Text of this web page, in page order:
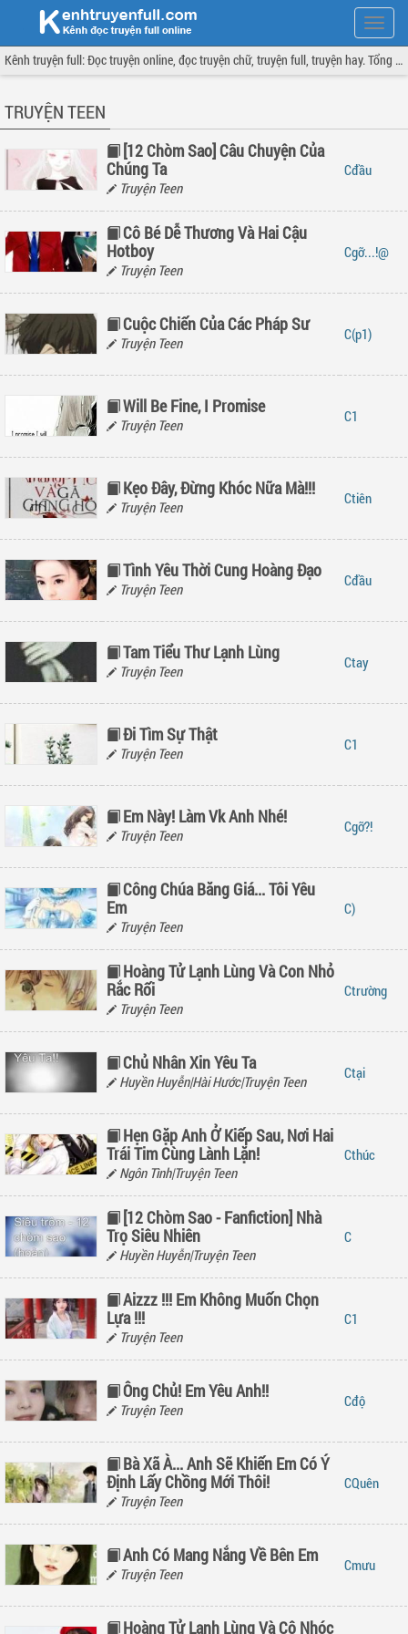
Hiện
menu
Kênh truyện full: Đọc truyện online, đọc truyện chữ, truyện full, truyện hay. Tổng hợp đầy đủ và cập nhật liên tục.
TRUYỆN TEEN
[12 Chòm Sao] Câu Chuyện Của
Chúng Ta
Truyện Teen
đầu
Cô Bé Dễ Thương Và Hai Cậu
Hotboy
Truyện Teen
gỡ...!@
Cuộc Chiến Của Các Pháp Sư
Truyện Teen (p1)
Will Be Fine, I Promise
Truyện Teen 1
Kẹo Đây, Đừng Khóc Nữa Mà!!!
Truyện Teen tiên
Tình Yêu Thời Cung Hoàng Đạo
Truyện Teen đầu
Tam Tiểu Thư Lạnh Lùng
Truyện Teen tay
Đi Tìm Sự Thật
Truyện Teen 1
Em Này! Làm Vk Anh Nhé!
Truyện Teen gỡ?!
Công Chúa Băng Giá... Tôi Yêu
Em
Truyện Teen
)
Hoàng Tử Lạnh Lùng Và Con Nhỏ
Rắc Rối
Truyện Teen
trường
Chủ Nhân Xin Yêu Ta
Huyền Huyễn|Hài Hước|Truyện Teen tại
Hẹn Gặp Anh Ở Kiếp Sau, Nơi Hai
Trái Tim Cùng Lành Lặn!
Ngôn Tình|Truyện Teen
thúc
[12 Chòm Sao - Fanfiction] Nhà
Trọ Siêu Nhiên
Huyền Huyễn|Truyện Teen
Aizzz !!! Em Không Muốn Chọn
Lựa !!!
Truyện Teen
1
Ông Chủ! Em Yêu Anh!!
Truyện Teen độ
Bà Xã À... Anh Sẽ Khiến Em Có Ý
Định Lấy Chồng Mới Thôi!
Truyện Teen
Quên
Anh Có Mang Nắng Về Bên Em
Truyện Teen mưu
Hoàng Tử Lạnh Lùng Và Cô Nhóc